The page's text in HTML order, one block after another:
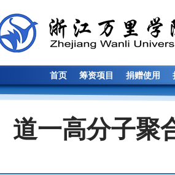
首页 筹资项目 捐赠使用
道一高分子聚